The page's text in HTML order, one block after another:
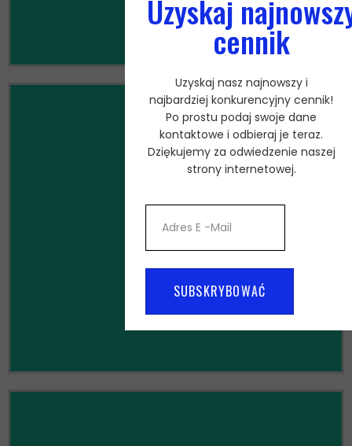
Jabłko
Uzyskaj
cennik
Uzyskaj nasz najnowszy i
najbardziej konkurencyjny cennik!
Po prostu podaj swoje dane
kontaktowe i odbieraj je teraz.
Dziękujemy za odwiedzenie naszej
strony internetowej.
SUBSKRYBOWAĆ